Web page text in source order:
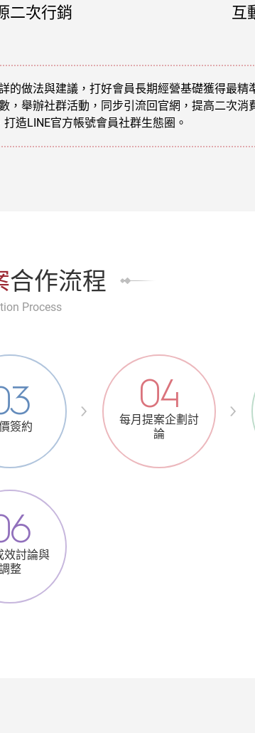
二次行銷 互
做法與建議，打好會員長期經營基礎獲得最精
，舉辦社群活動，同步引流回官網，提高二次消
造LINE官方帳號會員社群生態圈。
合作流程
Process
簽約
04
每月提案企劃討
論
效討論與
整